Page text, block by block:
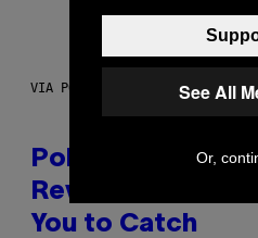
VIA POKEMON/ADIDAS/NINTENDO
Pokemon and
Revealed 12 New
You to Catch
See All
Or,